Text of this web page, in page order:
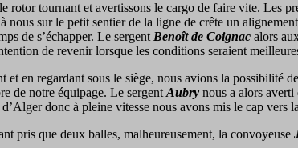
rotor tournant et avertissons le cargo de faire vite. Les
nous sur le petit sentier de la ligne de crête un
de s’échapper. Le sergent Benoît de Coignac alors
de revenir lorsque les conditions seraient
et en regardant sous le siège, nous avions la possibilité
de notre équipage. Le sergent Aubry nous a alors averti
d’Alger donc à pleine vitesse nous avons mis le cap
pris que deux balles, malheureusement, la convoyeuse